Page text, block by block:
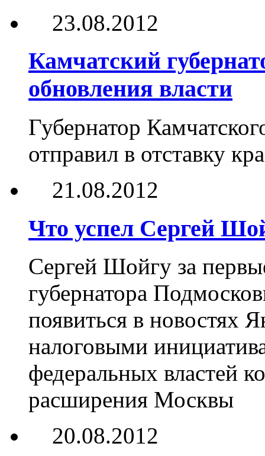
23.08.2012
Камчатский
обновления власти
Губернатор
отправил в отставку
21.08.2012
Что успел Сергей
Сергей Шойгу за
губернатора
появиться в новостях
налоговыми
федеральных властей
расширения Москвы
20.08.2012